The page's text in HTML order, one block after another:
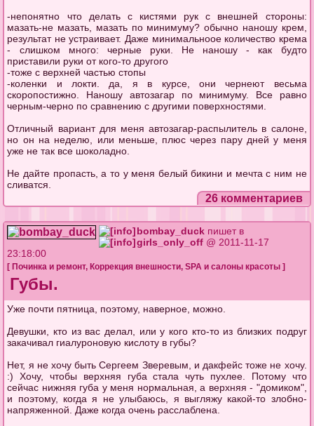
-непонятно что делать с кистями рук с внешней стороны:
мазать-не мазать, мазать по минимуму? обычно наношу крем,
результат не устраивает. Даже минимальноое количество крема
- слишком много: черные руки. Не наношу - как будто
приставили руки от кого-то другого
-тоже с верхней частью стопы
-коленки и локти. да, я в курсе, они чернеют весьма
скоропостижно. Наношу автозагар по минимуму. Все равно
черным-черно по сравнению с другими поверхностями.
Отличный вариант для меня автозагар-распылитель в салоне,
но он на неделю, или меньше, плюс через пару дней у меня
уже не так все шоколадно.
Не дайте пропасть, а то у меня белый бикини и мечта с ним не
сливатся.
26 комментариев
bombay_duck пишет в
girls_only_off @ 2011-11-17
23:18:00
[ Починка и ремонт, Коррекция внешности,SPA и салоны красоты ]
Губы.
Уже почти пятница, поэтому, наверное, можно.
Девушки, кто из вас делал, или у кого кто-то из близких подруг
закачивал гиалуроновую кислоту в губы?
Нет, я не хочу быть Сергеем Зверевым, и дакфейс тоже не хочу.
:) Хочу, чтобы верхняя губа стала чуть пухлее. Потому что
сейчас нижняя губа у меня нормальная, а верхняя - "домиком",
и поэтому, когда я не улыбаюсь, я выгляжу какой-то злобно-
напряженной. Даже когда очень расслаблена.